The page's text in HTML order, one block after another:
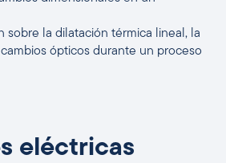
sobre la dilatación térmica lineal, la
ópticos durante un proceso
eléctricas